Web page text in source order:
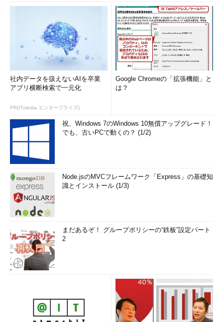
社内データを扱えないAIを卒業
アプリ横断検索で一元化
PR(ITmedia エンタープライズ)
Google Chromeの「拡張機能」と
は？
祝、Windows 7のWindows 10無償アップグレード！
でも、古いPCで動くの？ (1/2)
Node.jsのMVCフレームワーク「Express」の基礎知
識とインストール (1/3)
まだあるぞ！ グループポリシーの“鉄板”設定パート
2